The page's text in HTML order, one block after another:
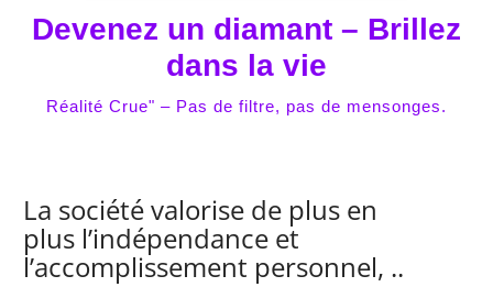
Devenez un diamant – Brillez
dans la vie
Réalité Crue" – Pas de filtre, pas de mensonges.
La société valorise de plus en
plus l’indépendance et
l’accomplissement personnel, ..